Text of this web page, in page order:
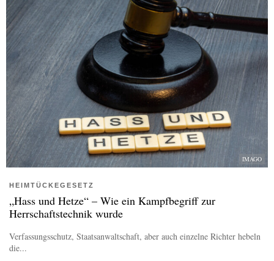
IMAGO
HEIMTÜCKEGESETZ
„Hass und Hetze“ – Wie ein Kampfbegriff zur
Herrschaftstechnik wurde
Verfassungsschutz, Staatsanwaltschaft, aber auch einzelne Richter hebeln
die...